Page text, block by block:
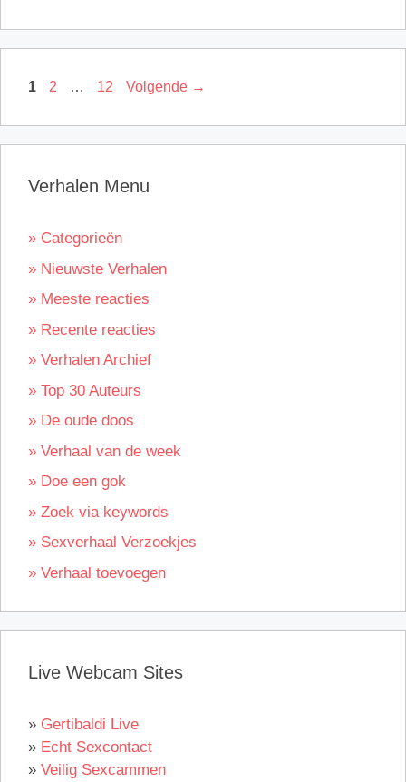
Pagina
1 Pagina
2 … Pagina
12 Volgende →
Verhalen Menu
» Categorieën
» Nieuwste Verhalen
» Meeste reacties
» Recente reacties
» Verhalen Archief
» Top 30 Auteurs
» De oude doos
» Verhaal van de week
» Doe een gok
» Zoek via keywords
» Sexverhaal Verzoekjes
» Verhaal toevoegen
Live Webcam Sites
» Gertibaldi Live
» Echt Sexcontact
» Veilig Sexcammen